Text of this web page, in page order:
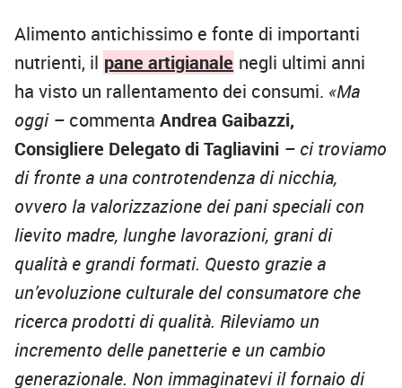
Alimento antichissimo e fonte di importanti
nutrienti, il pane artigianale negli ultimi anni
ha visto un rallentamento dei consumi. «Ma
oggi – commenta Andrea Gaibazzi,
Consigliere Delegato di Tagliavini – ci troviamo
di fronte a una controtendenza di nicchia,
ovvero la valorizzazione dei pani speciali con
lievito madre, lunghe lavorazioni, grani di
qualità e grandi formati. Questo grazie a
un’evoluzione culturale del consumatore che
ricerca prodotti di qualità. Rileviamo un
incremento delle panetterie e un cambio
generazionale. Non immaginatevi il fornaio di